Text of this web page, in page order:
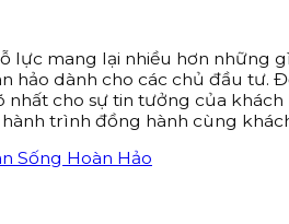
mang lại nhiều hơn những
dành cho các chủ đầu tư.
cho sự tin tưởng của
trình đồng hành cùng